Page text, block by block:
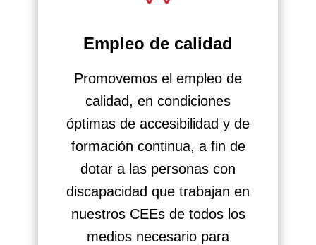
Empleo de calidad
Promovemos el empleo de
calidad, en condiciones
óptimas de accesibilidad y de
formación continua, a fin de
dotar a las personas con
discapacidad que trabajan en
nuestros CEEs de todos los
medios necesario para